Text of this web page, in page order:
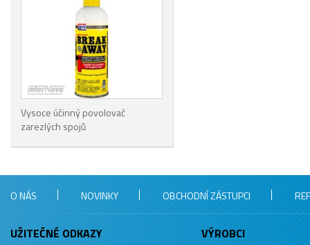
Vysoce účinný povolovač
zarezlých spojů
O NÁS NOVINKY OBCHODNÍ ZÁSTUPCI
UŽITEČNÉ ODKAZY VÝROBCI